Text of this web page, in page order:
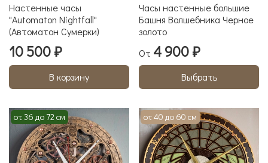
Настенные часы
"Аutomaton Nightfall"
(Автоматон Сумерки)
10 500 ₽
В корзину
Часы настенные большие
Башня Волшебника Черное
золото
От 4 900 ₽
Выбрать
от 36 до 72 см от 40 до 60 см